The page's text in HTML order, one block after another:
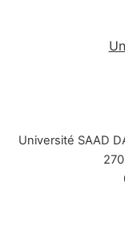
Université SAAD